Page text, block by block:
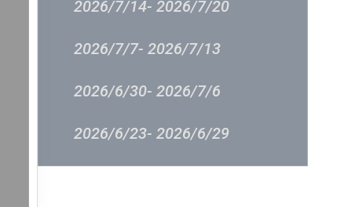
2026/7/14- 2026/7/20
2026/7/7- 2026/7/13
2026/6/30- 2026/7/6
2026/6/23- 2026/6/29